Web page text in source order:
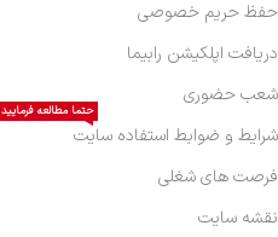
حفظ حریم خصوصی
دریافت اپلکیشن رابیما
شعب حضوری
شرایط و ضوابط استفاده سایت
حتما مطالعه فرمایید
فرصت های شغلی
نقشه سایت